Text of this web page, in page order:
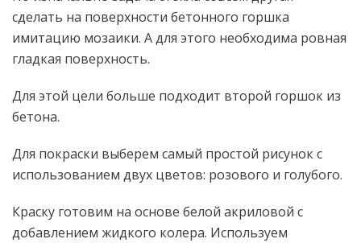
сделать на поверхности бетонного горшка
имитацию мозаики. А для этого необходима ровная
гладкая поверхность.
Для этой цели больше подходит второй горшок из
бетона.
Для покраски выберем самый простой рисунок с
использованием двух цветов: розового и голубого.
Краску готовим на основе белой акриловой с
добавлением жидкого колера. Используем